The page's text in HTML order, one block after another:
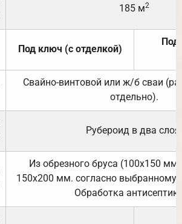
185 м2
Под ключ (с отделкой)
Под
Свайно-винтовой или ж/б сваи
отдельно).
Рубероид в два слоя.
Из обрезного бруса (100х150
150х200 мм. согласно выбранному
Обработка